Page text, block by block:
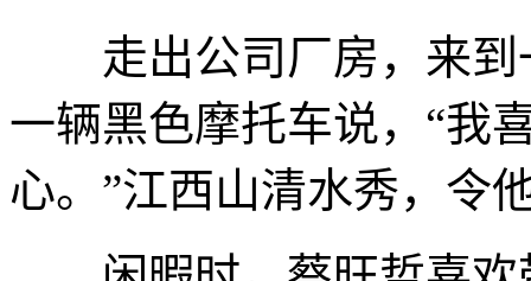
走出公司厂房，来到
一辆黑色摩托车说，“我
心。”江西山清水秀，令